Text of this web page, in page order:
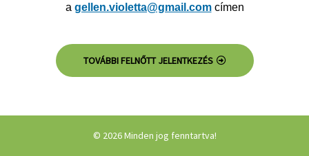
a gellen.violetta@gmail.comcímen
TOVÁBBI FELNŐTT JELENTKEZÉS
© 2026 Minden jog fenntartva!